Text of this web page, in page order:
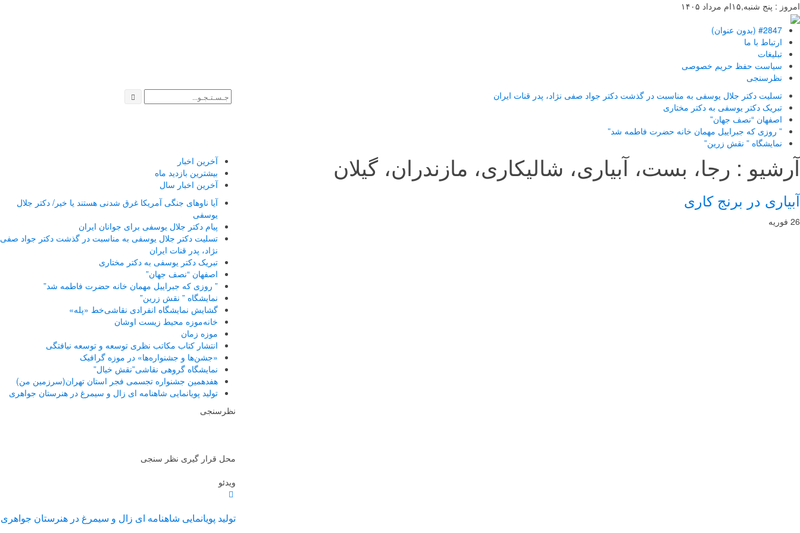
امروز : پنج شنبه,۱۵ام مرداد ۱۴۰۵
#2847 (بدون عنوان)
ارتباط با ما
تبلیغات
سیاست حفظ حریم خصوصی
نظرسنجی
تسلیت دکتر جلال یوسفی به مناسبت در گذشت دکتر جواد صفی نژاد، پدر قنات ایران
تبریک دکتر یوسفی به دکتر مختاری
اصفهان “نصف جهان”
” روزی که جبراییل مهمان خانه حضرت فاطمه شد”
نمایشگاه ” نقش زرین”
آرشیو : رجا، بست، آبیاری، شالیکاری، مازندران، گیلان
آبیاری در برنج کاری
26 فوریه
آخرین اخبار
بیشترین بازدید ماه
آخرین اخبار سال
آیا ناوهای جنگی آمریکا غرق شدنی هستند یا خیر/ دکتر جلال
یوسفی
پیام دکتر جلال یوسفی برای جوانان ایران
تسلیت دکتر جلال یوسفی به مناسبت در گذشت دکتر جواد صفی
نژاد، پدر قنات ایران
تبریک دکتر یوسفی به دکتر مختاری
اصفهان “نصف جهان”
” روزی که جبراییل مهمان خانه حضرت فاطمه شد”
نمایشگاه ” نقش زرین”
گشایش نمایشگاه انفرادی نقاشی‌خط «پله»
خانه‌موزه محیط‌ زیست اوشان
موزه زمان
انتشار کتاب مکاتب نظری توسعه و توسعه نیافتگی
«جشن‌ها و جشنواره‌ها» در موزه گرافیک
نمایشگاه گروهی نقاشی”نقش خیال”
هفدهمین جشنواره تجسمی فجر استان تهران(سرزمین من)
تولید پویانمایی شاهنامه ای زال و سیمرغ در هنرستان جواهری
نظرسنجی
محل قرار گیری نظر سنجی
ویدئو
تولید پویانمایی شاهنامه ای زال و سیمرغ در هنرستان جواهری